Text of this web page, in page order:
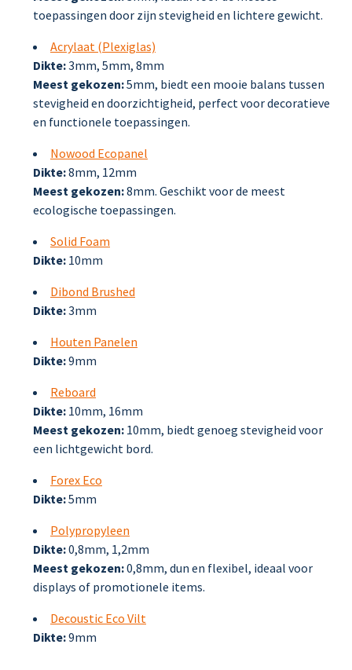
toepassingen door zijn stevigheid en lichtere gewicht.
Acrylaat (Plexiglas)
Dikte:3mm, 5mm, 8mm
Meest gekozen:5mm, biedt een mooie balans tussen
stevigheid en doorzichtigheid, perfect voor decoratieve
en functionele toepassingen.
Nowood Ecopanel
Dikte:8mm, 12mm
Meest gekozen:8mm. Geschikt voor de meest
ecologische toepassingen.
Solid Foam
Dikte: 10mm
Dibond Brushed
Dikte:3mm
Houten Panelen
Dikte:9mm
Reboard
Dikte: 10mm, 16mm
Meest gekozen: 10mm, biedt genoeg stevigheid voor
een lichtgewicht bord.
Forex Eco
Dikte:5mm
Polypropyleen
Dikte:0,8mm, 1,2mm
Meest gekozen:0,8mm, dun en flexibel, ideaal voor
displays of promotionele items.
Decoustic Eco Vilt
Dikte:9mm